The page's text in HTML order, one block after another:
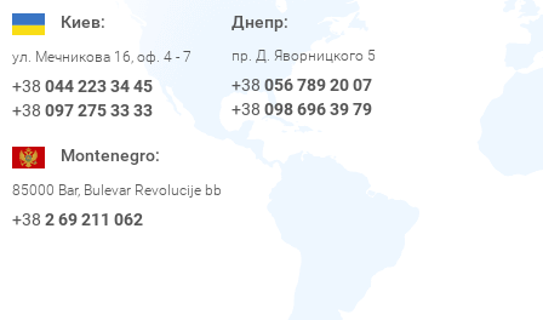
Киев:
ул. Мечникова 16, оф. 4 - 7
+38 044 223 34 45
+38 097 275 33 33
Днепр:
пр. Д. Яворницкого 5
+38 056 789 20 07
+38 098 696 39 79
Montenegro:
85000 Bar, Bulevar Revolucije bb
+38 2 69 211 062